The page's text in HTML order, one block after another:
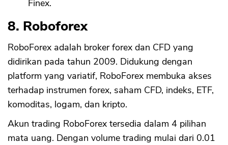
Finex.
8. Roboforex
RoboForex adalah broker forex dan CFD yang
didirikan pada tahun 2009. Didukung dengan
platform yang variatif, RoboForex membuka akses
terhadap instrumen forex, saham CFD, indeks, ETF,
komoditas, logam, dan kripto.
Akun trading RoboForex tersedia dalam 4 pilihan
mata uang. Dengan volume trading mulai dari 0.01